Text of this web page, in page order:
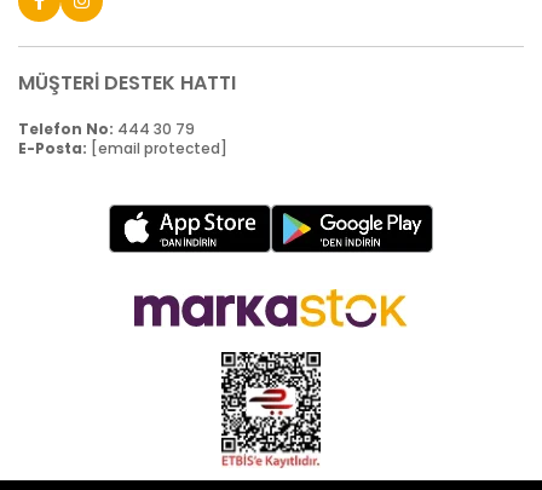
MÜŞTERİ DESTEK HATTI
Telefon No: 444 30 79
E-Posta: [email protected]